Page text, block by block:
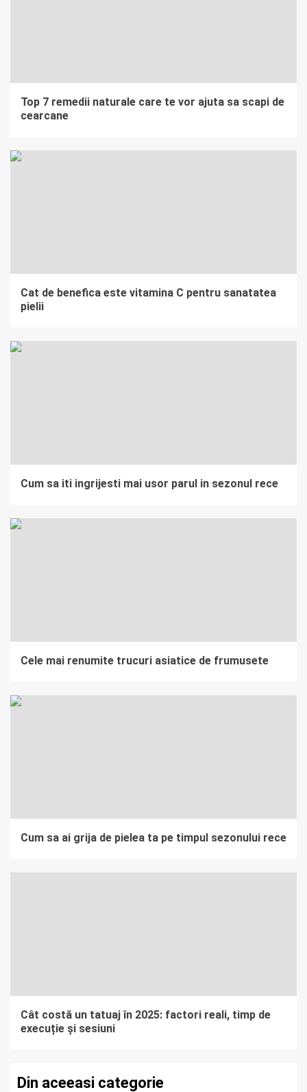
Top 7 remedii naturale care te vor ajuta sa scapi de
cearcane
Cat de benefica este vitamina C pentru sanatatea
pielii
Cum sa iti ingrijesti mai usor parul in sezonul rece
Cele mai renumite trucuri asiatice de frumusete
Cum sa ai grija de pielea ta pe timpul sezonului rece
Cât costă un tatuaj în 2025: factori reali, timp de
execuție și sesiuni
Din aceeasi categorie